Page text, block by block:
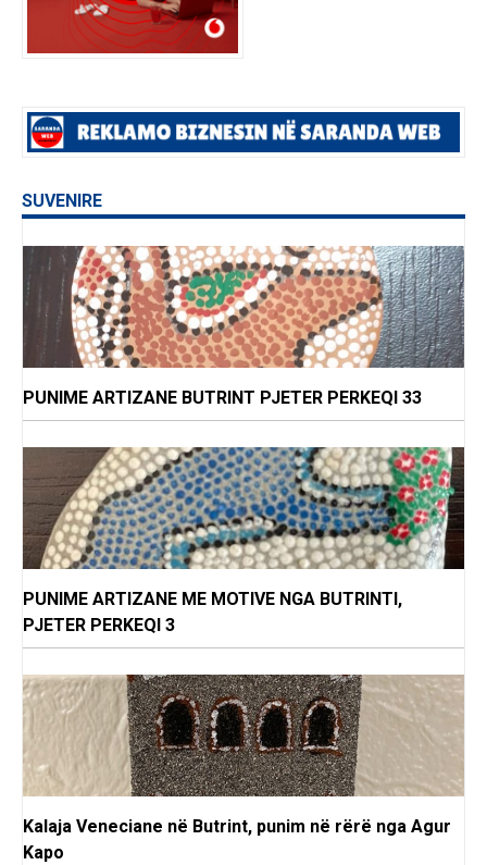
SUVENIRE
PUNIME ARTIZANE BUTRINT PJETER PERKEQI 33
PUNIME ARTIZANE ME MOTIVE NGA BUTRINTI,
PJETER PERKEQI 3
Kalaja Veneciane në Butrint, punim në rërë nga Agur
Kapo